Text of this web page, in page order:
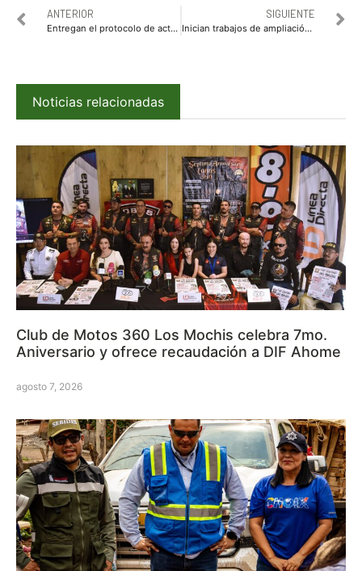
ANTERIOR
Entregan el protocolo de actuación policial en materia de violencia de género a los agentes de la Policía Municipal
SIGUIENTE
Inician trabajos de ampliación y desazolve en arroyo de la sindicatura de Imala
Noticias relacionadas
Club de Motos 360 Los Mochis celebra 7mo.
Aniversario y ofrece recaudación a DIF Ahome
agosto 7, 2026